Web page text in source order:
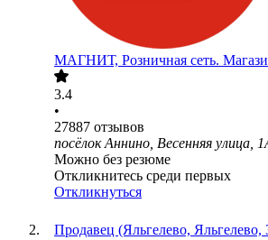
МАГНИТ, Розничная сеть.
3.4
•
27887 отзывов
посёлок Аннино, Весенняя улица,
Можно без резюме
Откликнитесь среди первых
Откликнуться
Продавец (Яльгелево, Яльгелево,